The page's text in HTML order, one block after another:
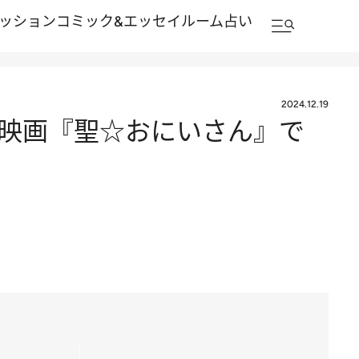
ションコミック&エッセイルーム占い
2024.12.19
画『聖☆おにいさん』で